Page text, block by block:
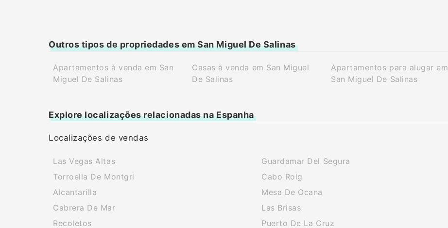
Outros tipos de propriedades em San Miguel De Salinas
Apartamentos à venda em San
Miguel De Salinas
Casas à venda em San Miguel
De Salinas
Apartamentos para alugar em
San Miguel De Salinas
Explore localizações relacionadas na Espanha
Localizações de vendas
Las Vegas Altas
Torroella De Montgri
Alcantarilla
Cabrera De Mar
Recoletos
Guardamar Del Segura
Cabo Roig
Mesa De Ocana
Las Brisas
Puerto De La Cruz